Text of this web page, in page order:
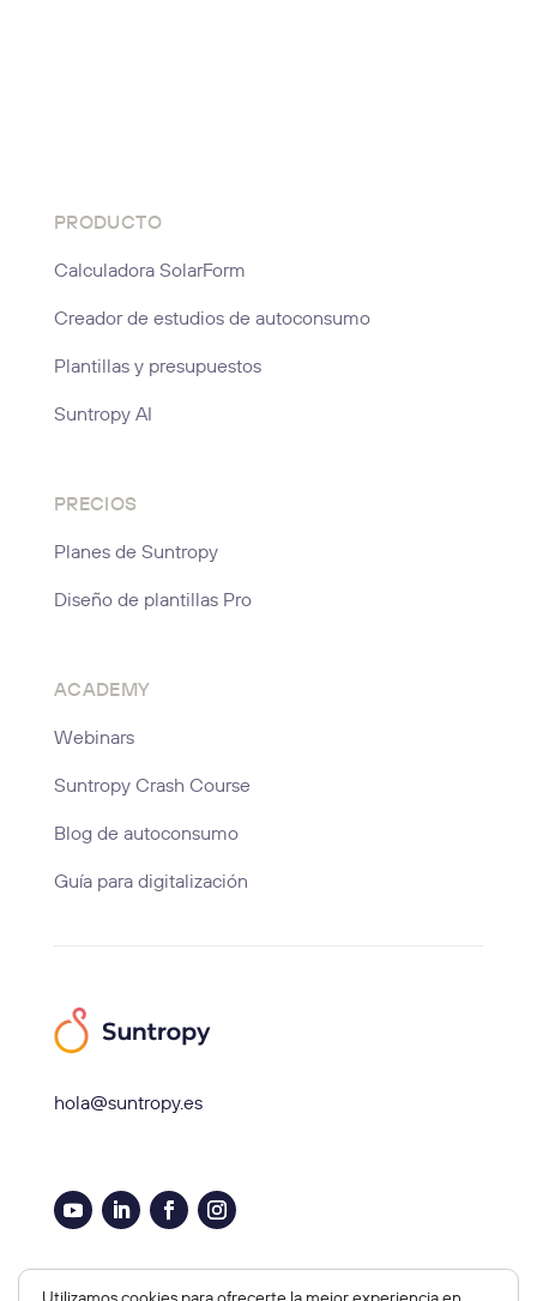
PRODUCTO
Calculadora SolarForm
Creador de estudios de autoconsumo
Plantillas y presupuestos
Suntropy AI
PRECIOS
Planes de Suntropy
Diseño de plantillas Pro
ACADEMY
Webinars
Suntropy Crash Course
Blog de autoconsumo
Guía para digitalización
hola@suntropy.es
Aviso legal, Cookies y Privacidad